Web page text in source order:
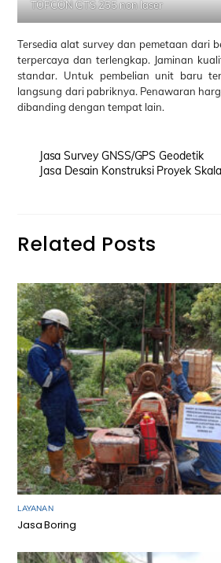
TOPCON GTS 255 non laser
Tersedia alat survey dan pemetaan dari
terpercaya dan terlengkap. Jaminan
standar. Untuk pembelian unit baru
langsung dari pabriknya. Penawaran
dibanding dengan tempat lain.
Jasa Survey GNSS/GPS Geodetik
Jasa Desain Konstruksi Proyek
Related Posts
LAYANAN
Jasa Boring